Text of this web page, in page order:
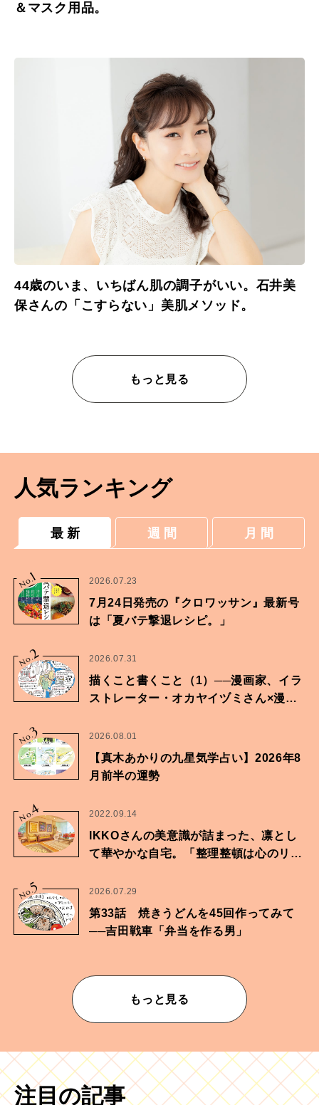
＆マスク用品。
44歳のいま、いちばん肌の調子がいい。石井美
保さんの「こすらない」美肌メソッド。
もっと見る
人気ランキング
最 新 週 間 月 間
No.
1 2026.07.23
7月24日発売の『クロワッサン』最新号
は「夏バテ撃退レシピ。」
No.2 2026.07.31
描くこと書くこと（1）──漫画家、イラ
ストレーター・オカヤイヅミさん×漫画
No.
3 2026.08.01
【真木あかりの九星気学占い】2026年8
月前半の運勢
No.
4 2022.09.14
IKKOさんの美意識が詰まった、凛とし
て華やかな自宅。「整理整頓は心のリズ
No.
5 2026.07.29
第33話 焼きうどんを45回作ってみて
──吉田戦車「弁当を作る男」
もっと見る
注目の記事